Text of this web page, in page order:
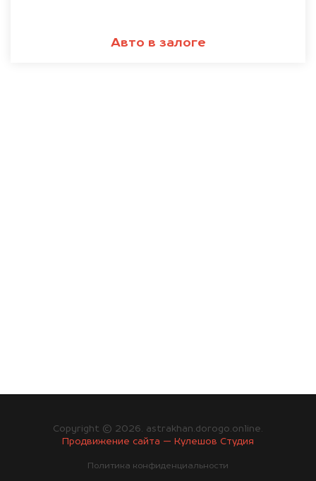
Авто в залоге
Copyright © 2026. astrakhan.dorogo.online.
Продвижение сайта — Кулешов Студия
Политика конфиденциальности